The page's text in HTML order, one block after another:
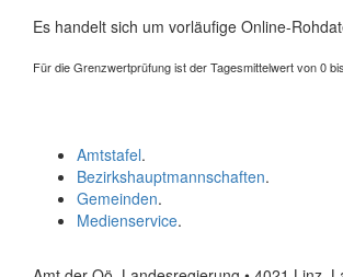
Es handelt sich um vorläufige Online-
Für die Grenzwertprüfung ist der Tagesmittelwert von 0
Amtstafel.
Bezirkshauptmannschaften.
Gemeinden.
Medienservice.